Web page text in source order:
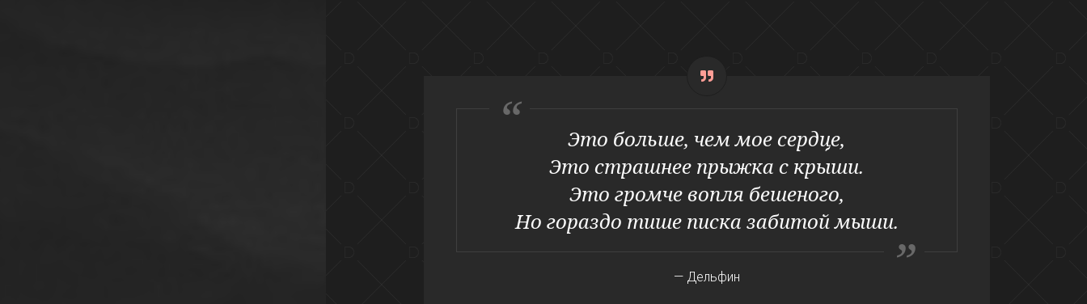
Это больше, чем мое сердце,
Это страшнее прыжка с крыши.
Это громче вопля бешеного,
Но гораздо тише писка забитой мыши.
— Дельфин